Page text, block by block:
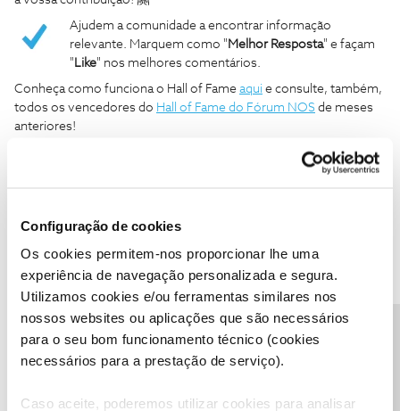
Configuração de cookies
Os cookies permitem-nos proporcionar lhe uma
experiência de navegação personalizada e segura.
Utilizamos cookies e/ou ferramentas similares nos
nossos websites ou aplicações que são necessários
para o seu bom funcionamento técnico (cookies
necessários para a prestação de serviço).
Caso aceite, poderemos utilizar cookies para analisar
Ajudem a comunidade a encontrar informação
relevante. Marquem como " Melhor Resposta" e façam
" Like" nos melhores comentários.
Conheça como funciona o Hall of Fame aqui e consulte, também,
todos os vencedores do Hall of Fame do Fórum NOS de meses
anteriores!
que trouxemos no mês de abril
Ajude a comunidade a encontrar informação relevante. Marque
como "Melhor Resposta" e faça "Like" nos melhores comentários.
Siga os perfis da moderação, através da opção "Seguir", para estar
sempre a par das ultimas novidades.
Fórum NOS Hall of Fame comunidade
@Fórum Hall of Fame do Fórum NOS